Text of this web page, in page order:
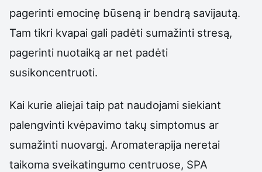
pagerinti emocinę būseną ir bendrą savijautą.
Tam tikri kvapai gali padėti sumažinti stresą,
pagerinti nuotaiką ar net padėti
susikoncentruoti.
Kai kurie aliejai taip pat naudojami siekiant
palengvinti kvėpavimo takų simptomus ar
sumažinti nuovargį. Aromaterapija neretai
taikoma sveikatingumo centruose, SPA